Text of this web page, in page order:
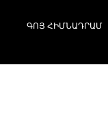
ԳՈՅ ՀԻՄՆԱԴՐԱՄ